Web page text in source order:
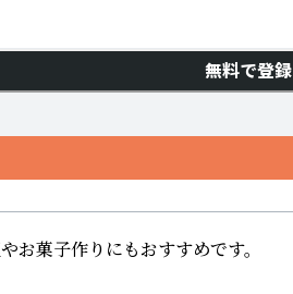
無料で登録
お菓子作りにもおすすめです。